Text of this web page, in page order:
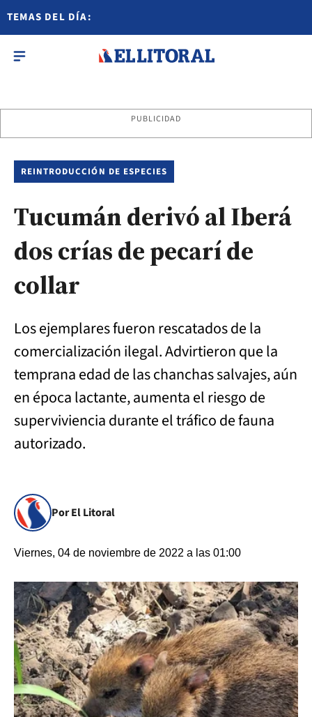
TEMAS DEL DÍA:
PUBLICIDAD
REINTRODUCCIÓN DE ESPECIES
Tucumán derivó al Iberá
dos crías de pecarí de
collar
Los ejemplares fueron rescatados de la
comercialización ilegal. Advirtieron que la
temprana edad de las chanchas salvajes, aún
en época lactante, aumenta el riesgo de
superviviencia durante el tráfico de fauna
autorizado.
Por El Litoral
Viernes, 04 de noviembre de 2022 a las 01:00